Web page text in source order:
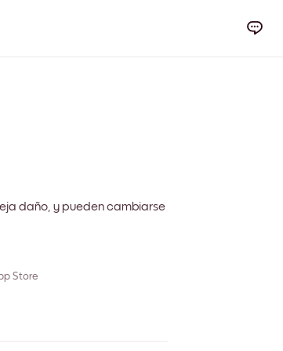
daño, y pueden cambiarse
Store